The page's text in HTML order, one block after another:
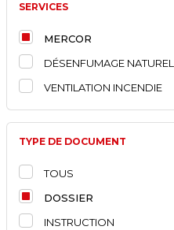
SERVICES
MERCOR
DÉSENFUMAGE NATUREL
VENTILATION INCENDIE
TYPE DE DOCUMENT
TOUS
DOSSIER
INSTRUCTION